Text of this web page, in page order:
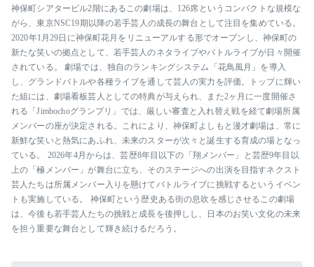
神保町シアタービル2階にあるこの劇場は、126席というコンパクトな規模な
がら、東京NSC19期以降の若手芸人の成長の舞台として注目を集めている。
2020年1月29日に神保町花月をリニューアルする形でオープンし、神保町の
新たな笑いの拠点として、若手芸人のネタライブやバトルライブが日々開催
されている。 劇場では、独自のランキングシステム「花鳥風月」を導入
し、グランドバトルや各種ライブを通して芸人の実力を評価。トップに輝い
た組には、劇場看板芸人としての特典が与えられ、また2ヶ月に一度開催さ
れる「Jimbochoグランプリ」では、厳しい審査と入れ替え戦を経て劇場所属
メンバーの座が決定される。これにより、神保町よしもと漫才劇場は、常に
新鮮な笑いと熱気にあふれ、未来のスターが次々と誕生する育成の場となっ
ている。 2026年4月からは、芸歴8年目以下の「翔メンバー」と芸歴9年目以
上の「極メンバー」が舞台に立ち、そのステージへの出演を目指すネクスト
芸人たちは所属メンバー入りを懸けてバトルライブに挑戦するというイベン
トも実施している。 神保町という歴史ある街の息吹を感じさせるこの劇場
は、今後も若手芸人たちの挑戦と成長を後押しし、日本のお笑い文化の未来
を担う重要な舞台として輝き続けるだろう。